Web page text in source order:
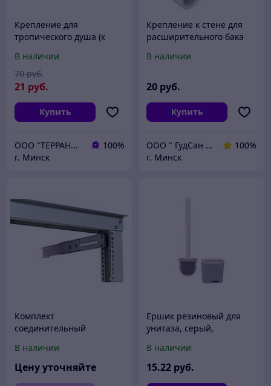
Крепление для
тропического душа (к
В наличии
21 руб.
70 руб.
Купить
ООО "ТЕРРАНОВА"
100%
г. Минск
Крепление к стене для
расширительного бака
В наличии
20 руб.
Купить
ООО " ГудСан " сантехника, отопление
100%
г. Минск
Комплект
соединительный
стойки к стене
В наличии
Цену уточняйте
Ершик резиновый для
унитаза, серый,
комплекте липкая лента
для крепления к стене.)
В наличии
15.22 руб.